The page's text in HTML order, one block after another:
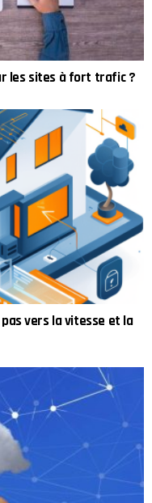
les sites à fort trafic ?
vers la vitesse et la